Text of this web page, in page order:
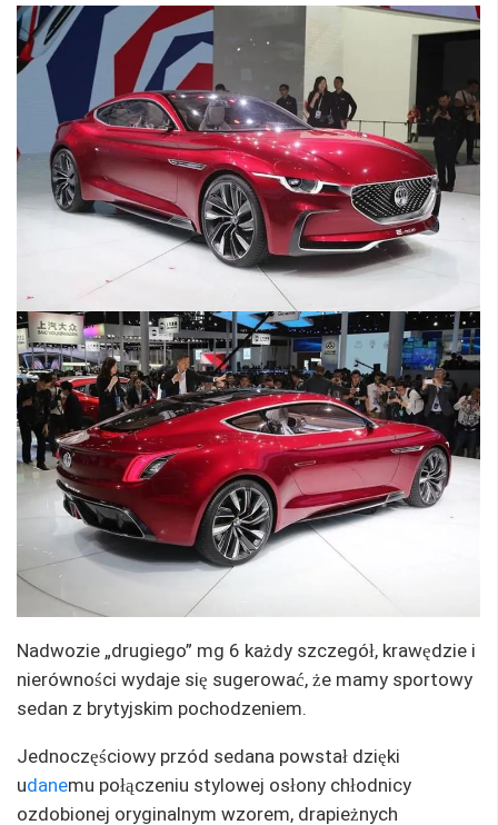
Nadwozie „drugiego” mg 6 każdy szczegół, krawędzie i
nierówności wydaje się sugerować, że mamy sportowy
sedan z brytyjskim pochodzeniem.
Jednoczęściowy przód sedana powstał dzięki
udanemu połączeniu stylowej osłony chłodnicy
ozdobionej oryginalnym wzorem, drapieżnych